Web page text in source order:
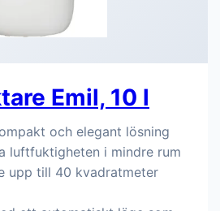
Emil, 10 l
och elegant lösning
luftfuktigheten i mindre rum
upp till 40 kvadratmeter